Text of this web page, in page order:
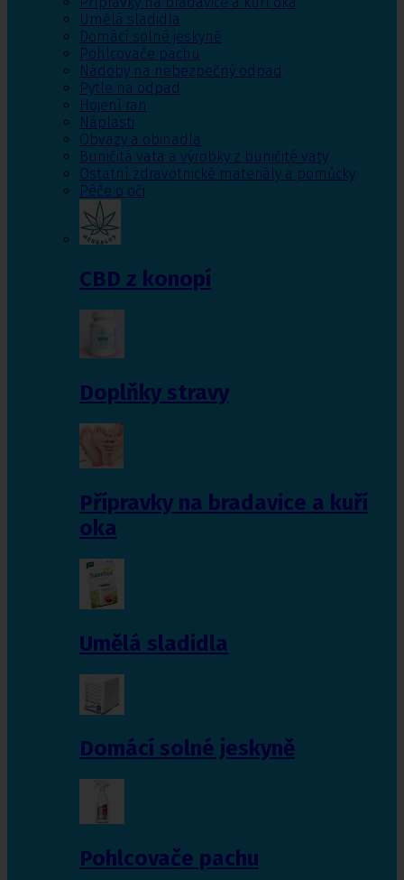
Umělá sladidla
Domácí solné jeskyně
Pohlcovače pachu
Nádoby na nebezpečný odpad
Pytle na odpad
Hojení ran
Náplasti
Obvazy a obinadla
Buničitá vata a výrobky z buničité vaty
Ostatní zdravotnické materiály a pomůcky
Péče o oči
CBD z konopí
Doplňky stravy
Přípravky na bradavice a kuří
oka
Umělá sladidla
Domácí solné jeskyně
Pohlcovače pachu